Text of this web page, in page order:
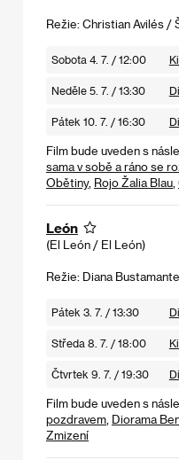
Režie: Christian Avilés /
Sobota 4. 7. / 12:00
Neděle 5. 7. / 13:30
Pátek 10. 7. / 16:30
Film bude uveden s
sama v sobě a ráno se
Obětiny, Rojo Žalia Blau
León
(El León / El León)
Režie: Diana
Pátek 3. 7. / 13:30
Středa 8. 7. / 18:00
Čtvrtek 9. 7. / 19:30
Film bude uveden s
pozdravem Diorama
Zmizení